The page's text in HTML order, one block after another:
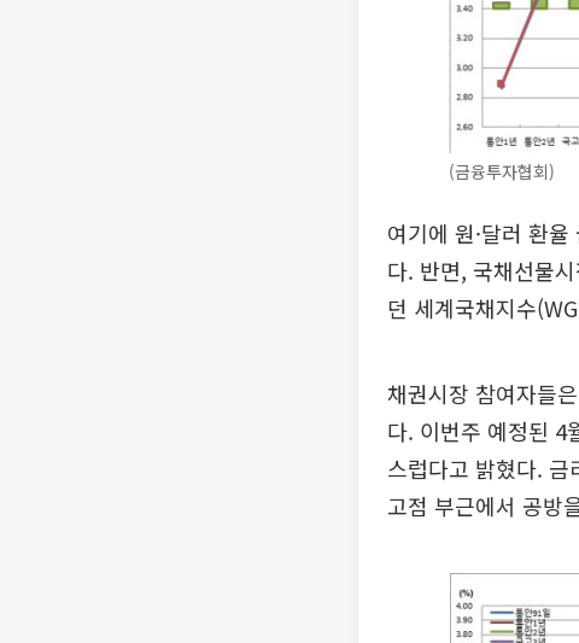
(금융투자협회)
여기에 원·달러 환
다. 반면, 국채선물
던 세계국채지수
채권시장 참여자들
다. 이번주 예정된 4
스럽다고 밝혔다.
고점 부근에서 공방